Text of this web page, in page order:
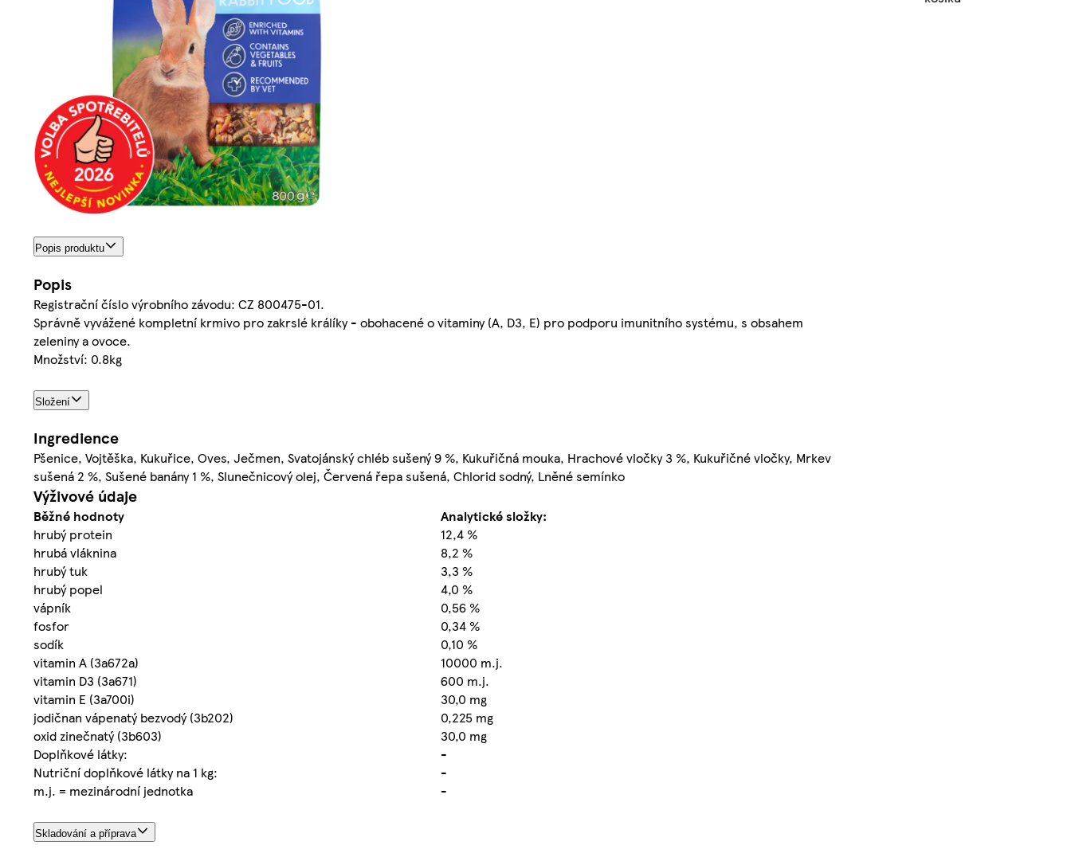
Popis produktu
Popis
Registrační číslo výrobního závodu: CZ 800475-01.
Správně vyvážené kompletní krmivo pro zakrslé králíky - obohacené o vitaminy (A, D3, E) pro podporu imunitního systému, s obsahem
zeleniny a ovoce.
Množství: 0.8kg
Složení
Ingredience
Pšenice, Vojtěška, Kukuřice, Oves, Ječmen, Svatojánský chléb sušený 9 %, Kukuřičná mouka, Hrachové vločky 3 %, Kukuřičné vločky, Mrkev
sušená 2 %, Sušené banány 1 %, Slunečnicový olej, Červená řepa sušená, Chlorid sodný, Lněné semínko
Výživové údaje
Běžné hodnoty
Analytické složky:
hrubý protein
12,4 %
hrubá vláknina
8,2 %
hrubý tuk
3,3 %
hrubý popel
4,0 %
vápník
0,56 %
fosfor
0,34 %
sodík
0,10 %
vitamin A (3a672a)
10000 m.j.
vitamin D3 (3a671)
600 m.j.
vitamin E (3a700i)
30,0 mg
jodičnan vápenatý bezvodý (3b202)
0,225 mg
oxid zinečnatý (3b603)
30,0 mg
Doplňkové látky:
-
Nutriční doplňkové látky na 1 kg:
-
m.j. = mezinárodní jednotka
-
Skladování a příprava